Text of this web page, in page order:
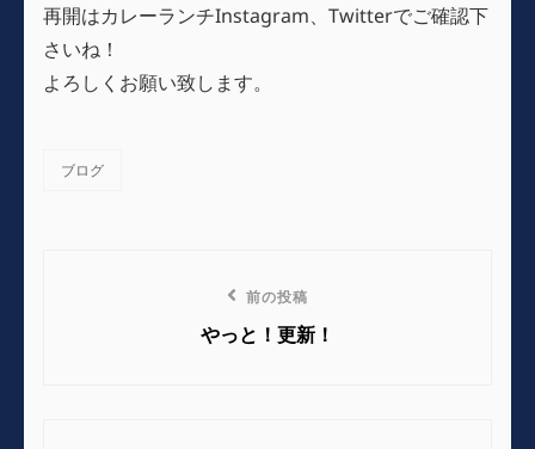
再開はカレーランチInstagram、Twitterでご確認下
さいね！
よろしくお願い致します。
ブログ
前の投稿
やっと！更新！